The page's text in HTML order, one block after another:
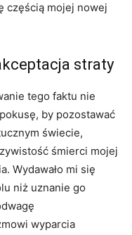
częścią mojej nowej
straty
tego faktu nie
by pozostawać
świecie,
śmierci mojej
Wydawało mi się
niż uznanie go
wyparcia